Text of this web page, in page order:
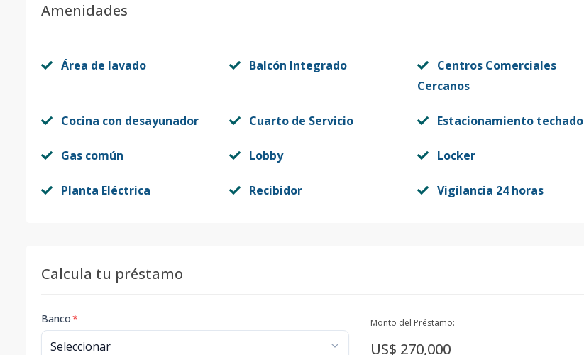
Amenidades
Área de lavado Balcón Integrado
Centros Comerciales
Cercanos
Cocina con desayunador Cuarto de Servicio Estacionamiento techado
Gas común Lobby Locker
Planta Eléctrica Recibidor Vigilancia 24 horas
Calcula tu préstamo
Banco* Monto del Préstamo:
US$ 270,000